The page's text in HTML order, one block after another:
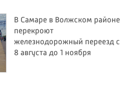
В Самаре в Волжском районе
перекроют
железнодорожный переезд с
8 августа до 1 ноября